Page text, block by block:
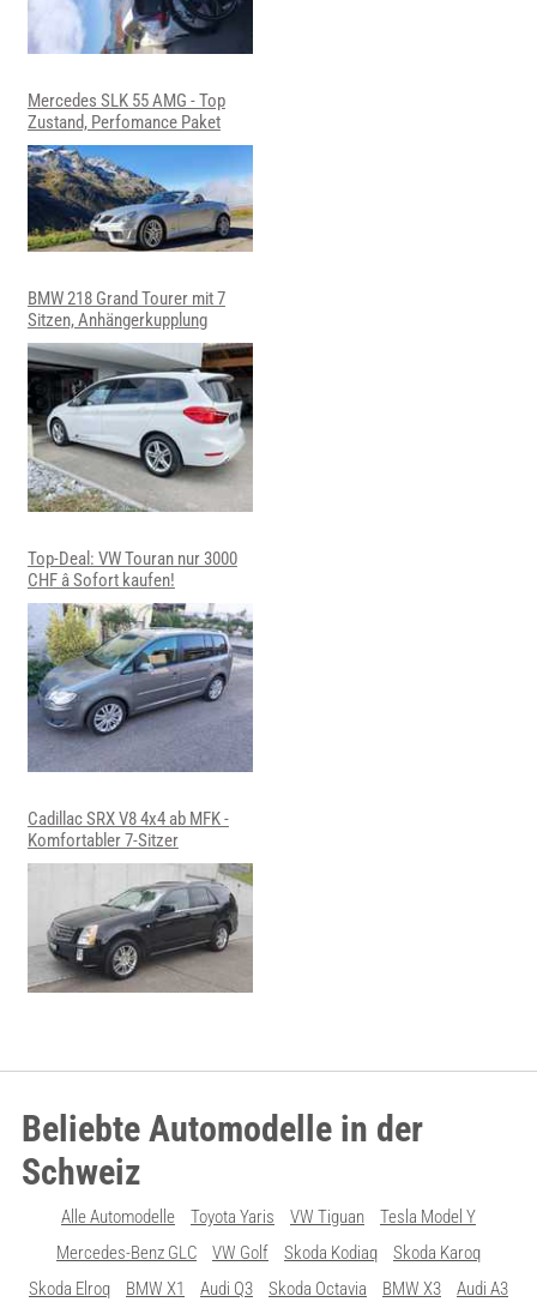
Mercedes SLK 55 AMG - Top
Zustand, Perfomance Paket
BMW 218 Grand Tourer mit 7
Sitzen, Anhängerkupplung
Top-Deal: VW Touran nur 3000
CHF â Sofort kaufen!
Cadillac SRX V8 4x4 ab MFK -
Komfortabler 7-Sitzer
Beliebte Automodelle in der
Schweiz
Alle Automodelle Toyota Yaris VW Tiguan
Tesla Model Y
Mercedes-Benz GLC
VW Golf Skoda Kodiaq
Skoda Karoq
Skoda Elroq
BMW X1 Audi Q3 Skoda Octavia BMW X3 Audi A3